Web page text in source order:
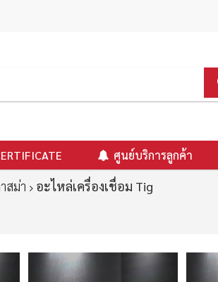
ศูนย์บริการลูกค้า
สม่า อะไหล่เครื่องเชื่อม Tig